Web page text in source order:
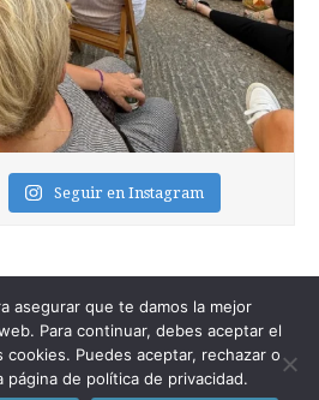
Seguir en Instagram
Foixblog . All Rights Reserved.
asegurar que te damos la mejor
Para continuar, debes aceptar el
cookies. Puedes aceptar, rechazar o
página de política de privacidad.